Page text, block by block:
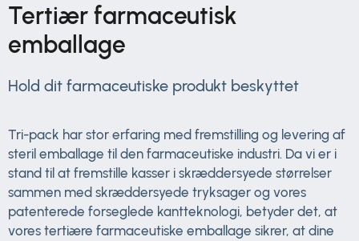
Tertiær farmaceutisk
emballage
Hold dit farmaceutiske produkt beskyttet
Tri-pack har stor erfaring med fremstilling og levering af
steril emballage til den farmaceutiske industri. Da vi er i
stand til at fremstille kasser i skræddersyede størrelser
sammen med skræddersyede tryksager og vores
patenterede forseglede kantteknologi, betyder det, at
vores tertiære farmaceutiske emballage sikrer, at dine